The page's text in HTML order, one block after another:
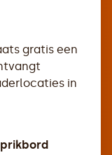
gratis een
in